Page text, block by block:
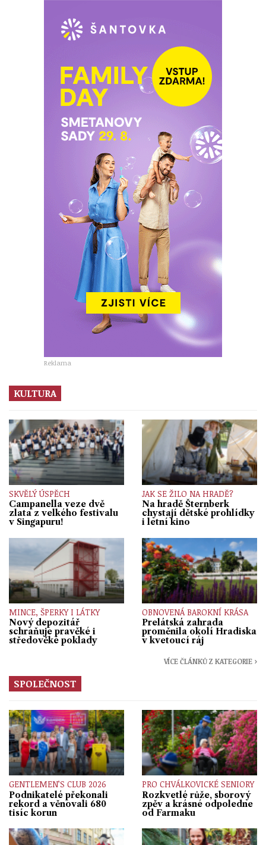
Reklama
KULTURA
SKVĚLÝ ÚSPĚCH
Campanella veze dvě
zlata z velkého festivalu
v Singapuru!
JAK SE ŽILO NA HRADĚ?
Na hradě Šternberk
chystají dětské prohlídky
i letní kino
MINCE, ŠPERKY I LÁTKY
Nový depozitář
schraňuje pravěké i
středověké poklady
OBNOVENÁ BAROKNÍ KRÁSA
Prelátská zahrada
proměnila okolí Hradiska
v kvetoucí ráj
VÍCE ČLÁNKŮ Z KATEGORIE ›
SPOLEČNOST
GENTLEMEN’S CLUB 2026
Podnikatelé překonali
rekord a věnovali 680
tisíc korun
PRO CHVÁLKOVICKÉ SENIORY
Rozkvetlé růže, sborový
zpěv a krásné odpoledne
od Farmaku